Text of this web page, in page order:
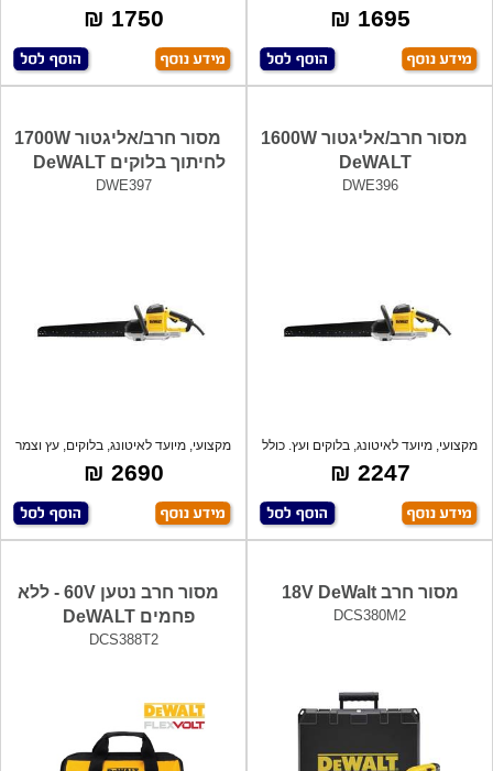
כניסת מ
1695 ₪
פחמי
1750 ₪
מסור חרב/אליגטור 1600W
DeWALT
DWE396
מקצועי, מיועד לאיטונג, בלוקים ועץ. כולל
2247 ₪
מסור חרב/אליגטור 1700W
לחיתוך בלוקים DeWALT
DWE397
מקצועי, מיועד לאיטונג, בלוקים, עץ וצמר
ס
2690 ₪
מסור חרב 18V DeWalt
DCS380M2
מסור חרב נטען 60V - ללא
פחמים DeWALT
DCS388T2